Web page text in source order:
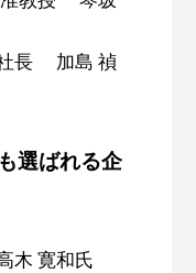
社長 加島 禎
選ばれる企
木 寛和氏